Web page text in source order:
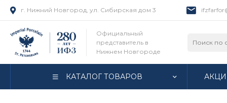
г. Нижний Новгород, ул. Сибирская дом 3
Официальный
представитель в
Нижнем Новгороде
КАТАЛОГ ТОВАРОВ